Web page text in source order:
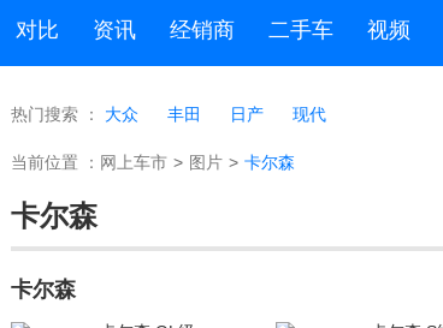
对比 资讯 经销商 二手车 视频
热门搜索 ： 大众 丰田 日产 现代
当前位置 ： 网上车市 > 图片 > 卡尔森
卡尔森
卡尔森